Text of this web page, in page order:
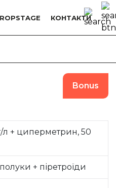
КОНТАКТИ
Bonus
л + циперметрин, 50
+ піретроїди